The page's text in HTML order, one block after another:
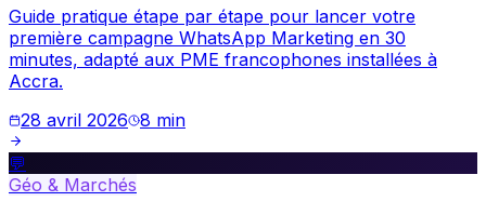
Guide pratique étape par étape pour lancer votre
première campagne WhatsApp Marketing en 30
minutes, adapté aux PME francophones installées à
Accra.
28 avril 2026 8 min
💬
Géo & Marchés